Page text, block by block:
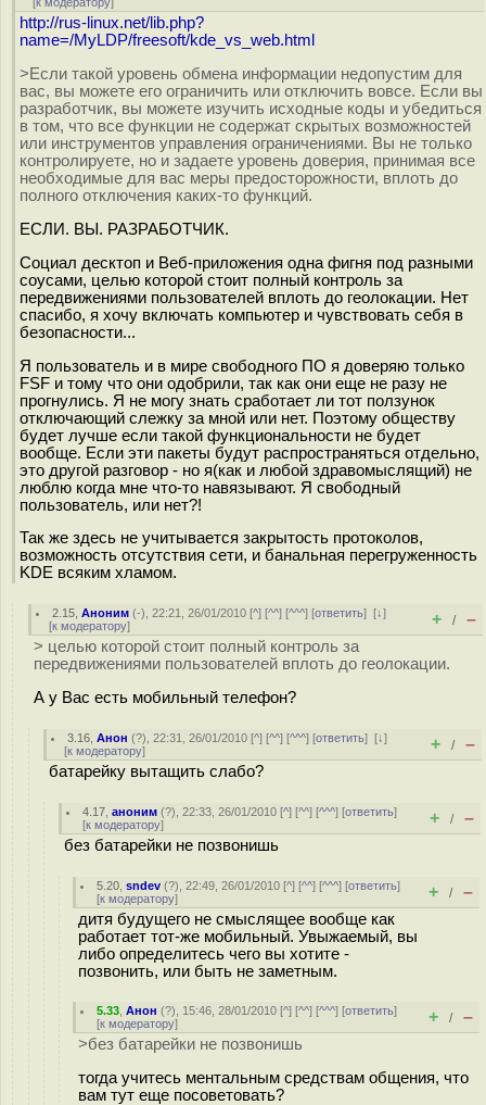
http://rus-linux.net/lib.php?
name=/MyLDP/freesoft/kde_vs_web.html
>Если такой уровень обмена информации недопустим для
вас, вы можете его ограничить или отключить вовсе. Если вы
разработчик, вы можете изучить исходные коды и убедиться
в том, что все функции не содержат скрытых возможностей
или инструментов управления ограничениями. Вы не только
контролируете, но и задаете уровень доверия, принимая все
необходимые для вас меры предосторожности, вплоть до
полного отключения каких-то функций.
ЕСЛИ. ВЫ. РАЗРАБОТЧИК.
Социал десктоп и Веб-приложения одна фигня под разными
соусами, целью которой стоит полный контроль за
передвижениями пользователей вплоть до геолокации. Нет
спасибо, я хочу включать компьютер и чувствовать себя в
безопасности...
Я пользователь и в мире свободного ПО я доверяю только
FSF и тому что они одобрили, так как они еще не разу не
прогнулись. Я не могу знать сработает ли тот ползунок
отключающий слежку за мной или нет. Поэтому обществу
будет лучше если такой функциональности не будет
вообще. Если эти пакеты будут распространяться отдельно,
это другой разговор - но я(как и любой здравомыслящий) не
люблю когда мне что-то навязывают. Я свободный
пользователь, или нет?!
Так же здесь не учитывается закрытость протоколов,
возможность отсутствия сети, и банальная перегруженность
KDE всяким хламом.
2.15 ,Аноним (-), 22:21, 26/01/2010 [^] [^^] [^^^] [ответить][↓]
[к модератору] + / –
> целью которой стоит полный контроль за
передвижениями пользователей вплоть до геолокации.
А у Вас есть мобильный телефон?
3.16 ,Анон (?), 22:31, 26/01/2010 [^] [^^] [^^^] [ответить][↓]
[к модератору] + / –
батарейку вытащить слабо?
4.17 ,аноним (?), 22:33, 26/01/2010 [^] [^^] [^^^] [ответить]
[к модератору] + / –
без батарейки не позвонишь
5.20 ,sndev (?), 22:49, 26/01/2010 [^] [^^] [^^^] [ответить]
[к модератору] + / –
дитя будущего не смыслящее вообще как
работает тот-же мобильный. Увыжаемый, вы
либо определитесь чего вы хотите -
позвонить, или быть не заметным.
5.33 ,Анон (?), 15:46, 28/01/2010 [^] [^^] [^^^] [ответить]
[к модератору] + / –
>без батарейки не позвонишь
тогда учитесь ментальным средствам общения, что
вам тут еще посоветовать?